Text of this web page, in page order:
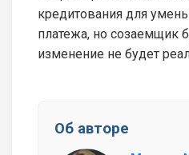
кредитования для
платежа, но созаемщик
изменение не будет
Об авторе